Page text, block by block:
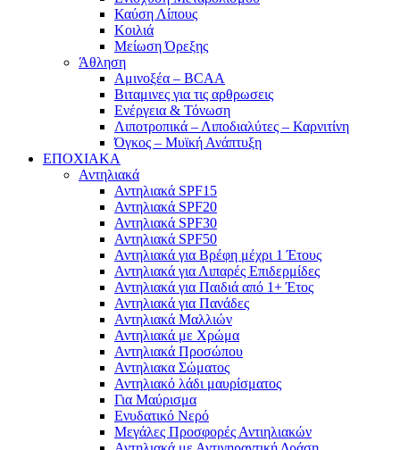
Καύση Λίπους
Κοιλιά
Μείωση Όρεξης
Άθληση
Αμινοξέα – BCAA
Βιταμινες για τις αρθρωσεις
Ενέργεια & Τόνωση
Λιποτροπικά – Λιποδιαλύτες – Καρνιτίνη
Όγκος – Μυϊκή Ανάπτυξη
ΕΠΟΧΙΑΚΑ
Αντηλιακά
Αντηλιακά SPF15
Αντηλιακά SPF20
Αντηλιακά SPF30
Αντηλιακά SPF50
Αντηλιακά για Βρέφη μέχρι 1 Έτους
Αντηλιακά για Λιπαρές Επιδερμίδες
Αντηλιακά για Παιδιά από 1+ Έτος
Αντηλιακά για Πανάδες
Αντηλιακά Μαλλιών
Αντηλιακά με Χρώμα
Αντηλιακά Προσώπου
Αντηλιακα Σώματος
Αντηλιακό λάδι μαυρίσματος
Για Μαύρισμα
Ενυδατικό Νερό
Μεγάλες Προσφορές Αντιηλιακών